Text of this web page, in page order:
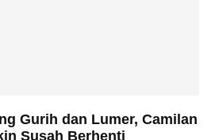
Gurih dan Lumer, Camilan
Susah Berhenti